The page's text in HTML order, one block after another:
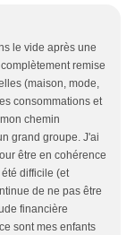
le vide après une
remise
(maison, mode,
consommations et
chemin
grand groupe. J'ai
être en cohérence
difficile (et
de ne pas être
financière
sont mes enfants